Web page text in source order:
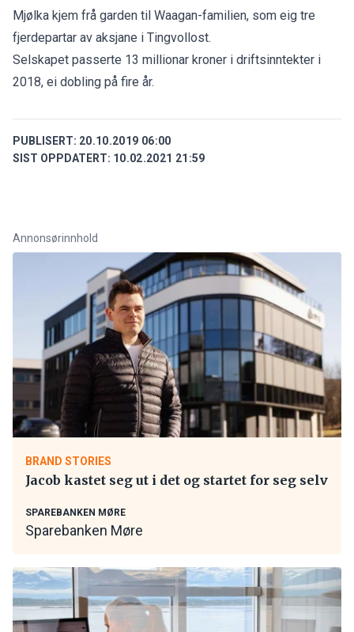
Mjølka kjem frå garden til Waagan-familien, som eig tre
fjerdepartar av aksjane i Tingvollost.
Selskapet passerte 13 millionar kroner i driftsinntekter i
2018, ei dobling på fire år.
PUBLISERT: 20.10.2019 06:00
SIST OPPDATERT: 10.02.2021 21:59
Annonsørinnhold
BRAND STORIES
Jacob kastet seg ut i det og startet for seg selv
SPAREBANKEN MØRE
Sparebanken Møre